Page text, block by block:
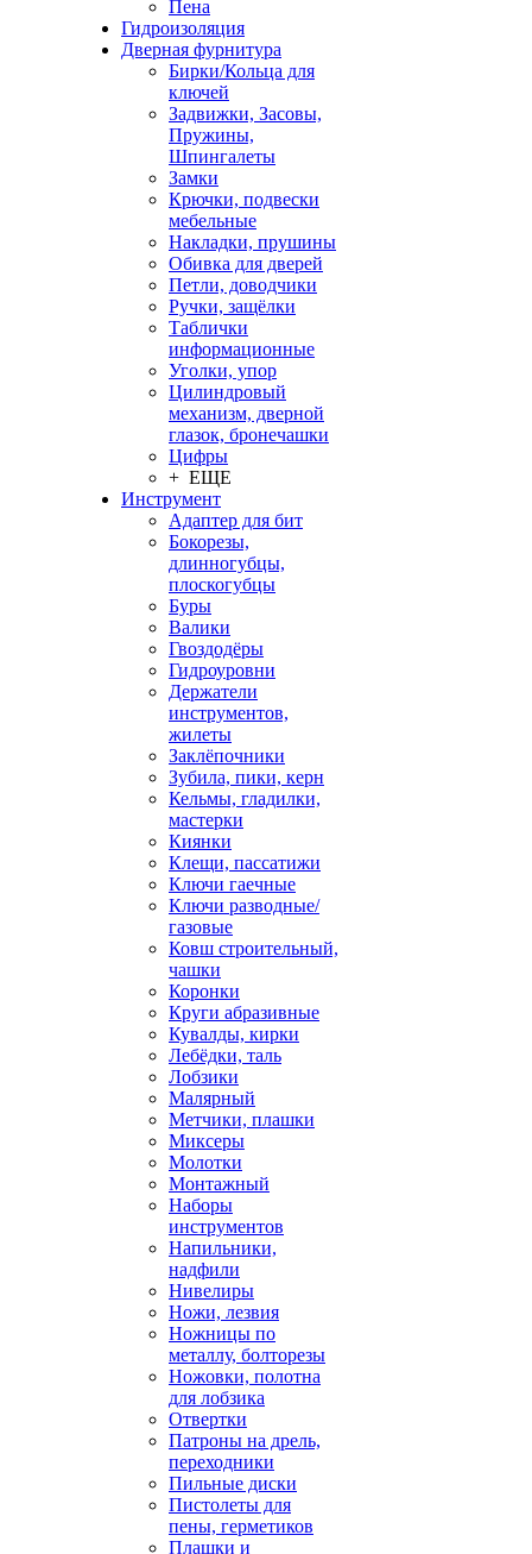
Пена
Гидроизоляция
Дверная фурнитура
Бирки/Кольца для
ключей
Задвижки, Засовы,
Пружины,
Шпингалеты
Замки
Крючки, подвески
мебельные
Накладки, прушины
Обивка для дверей
Петли, доводчики
Ручки, защёлки
Таблички
информационные
Уголки, упор
Цилиндровый
механизм, дверной
глазок, бронечашки
Цифры
+ ЕЩЕ
Инструмент
Адаптер для бит
Бокорезы,
длинногубцы,
плоскогубцы
Буры
Валики
Гвоздодёры
Гидроуровни
Держатели
инструментов,
жилеты
Заклёпочники
Зубила, пики, керн
Кельмы, гладилки,
мастерки
Киянки
Клещи, пассатижи
Ключи гаечные
Ключи разводные/
газовые
Ковш строительный,
чашки
Коронки
Круги абразивные
Кувалды, кирки
Лебёдки, таль
Лобзики
Малярный
Метчики, плашки
Миксеры
Молотки
Монтажный
Наборы
инструментов
Напильники,
надфили
Нивелиры
Ножи, лезвия
Ножницы по
металлу, болторезы
Ножовки, полотна
для лобзика
Отвертки
Патроны на дрель,
переходники
Пильные диски
Пистолеты для
пены, герметиков
Плашки и